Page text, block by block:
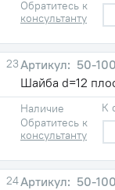
Обратитесь к
консультанту
23
50-
Шайба d=12
Наличие
Обратитесь к
консультанту
К
24
50-